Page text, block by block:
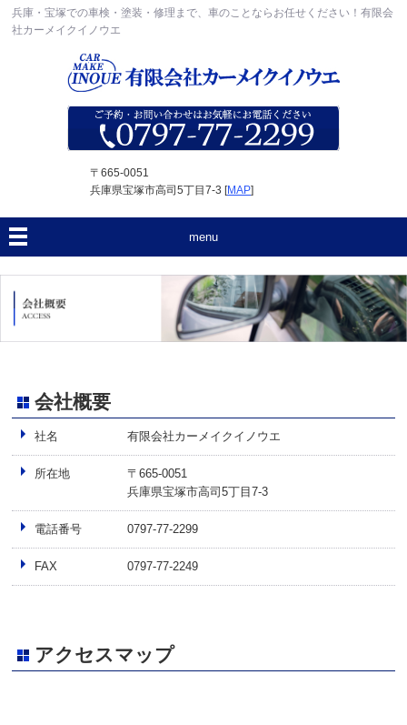
兵庫・宝塚での車検・塗装・修理まで、車のことならお任せください！有限会
社カーメイクイノウエ
〒665-0051
兵庫県宝塚市高司5丁目7-3 [MAP]
menu
会社概要
社名 有限会社カーメイクイノウエ
所在地
〒665-0051
兵庫県宝塚市高司5丁目7-3
電話番号 0797-77-2299
FAX 0797-77-2249
アクセスマップ